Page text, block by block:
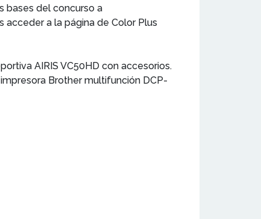
bases del concurso a
a la página de Color Plus
AIRIS VC50HD con accesorios.
Brother multifunción DCP-